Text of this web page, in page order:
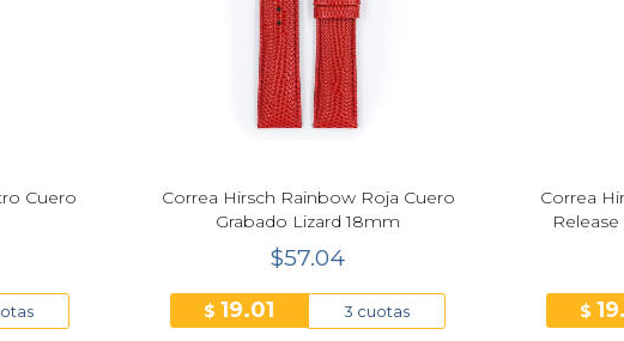
Rainbow Roja Cuero
Lizard 18mm
Correa Hirsch Duke Marrón Quick-
Release Cuero Alligator 20 mm
$19.01